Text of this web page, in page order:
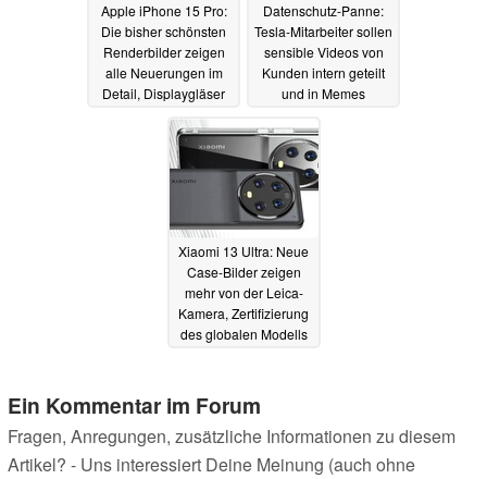
Apple iPhone 15 Pro:
Die bisher schönsten
Renderbilder zeigen
alle Neuerungen im
Detail, Displaygläser
die superdünnen
08.04.2023
Datenschutz-Panne:
Tesla-Mitarbeiter sollen
sensible Videos von
Kunden intern geteilt
und in Memes
07.04.2023
Xiaomi 13 Ultra: Neue
Case-Bilder zeigen
mehr von der Leica-
Kamera, Zertifizierung
des globalen Modells
Ein Kommentar im Forum
Fragen, Anregungen, zusätzliche Informationen zu diesem
Artikel? - Uns interessiert Deine Meinung (auch ohne